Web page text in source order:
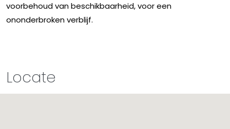
voorbehoud van beschikbaarheid, voor een
ononderbroken verblijf.
Locate